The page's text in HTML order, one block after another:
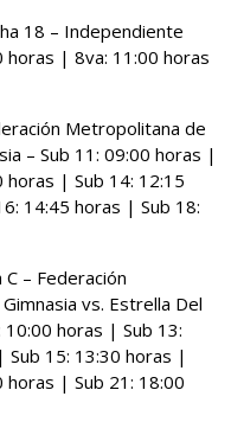
18 – Independiente
horas | 8va: 11:00 horas
Metropolitana de
– Sub 11: 09:00 horas |
horas | Sub 14: 12:15
14:45 horas | Sub 18:
– Federación
vs. Estrella Del
10:00 horas | Sub 13:
15: 13:30 horas |
horas | Sub 21: 18:00